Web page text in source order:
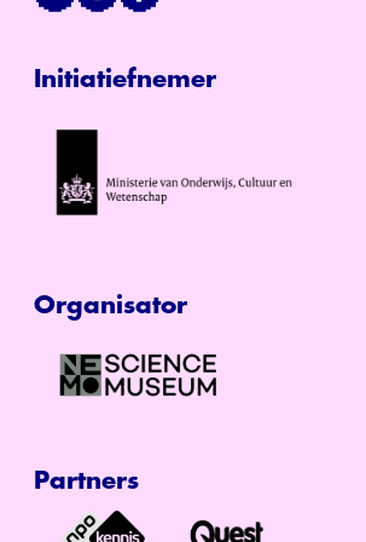
Initiatiefnemer
Organisator
Partners